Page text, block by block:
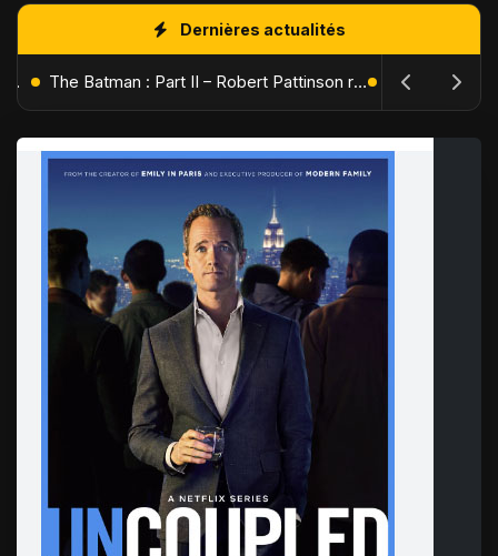
Dernières actualités
L'Âge de Glace : Le Réveil du Volcan – Manny, Sid et Diego de retour pour une aventure explosive The Batman : Part II – Robert Pattinson replonge dans les ténèbres de Gotham dès octobre 2027